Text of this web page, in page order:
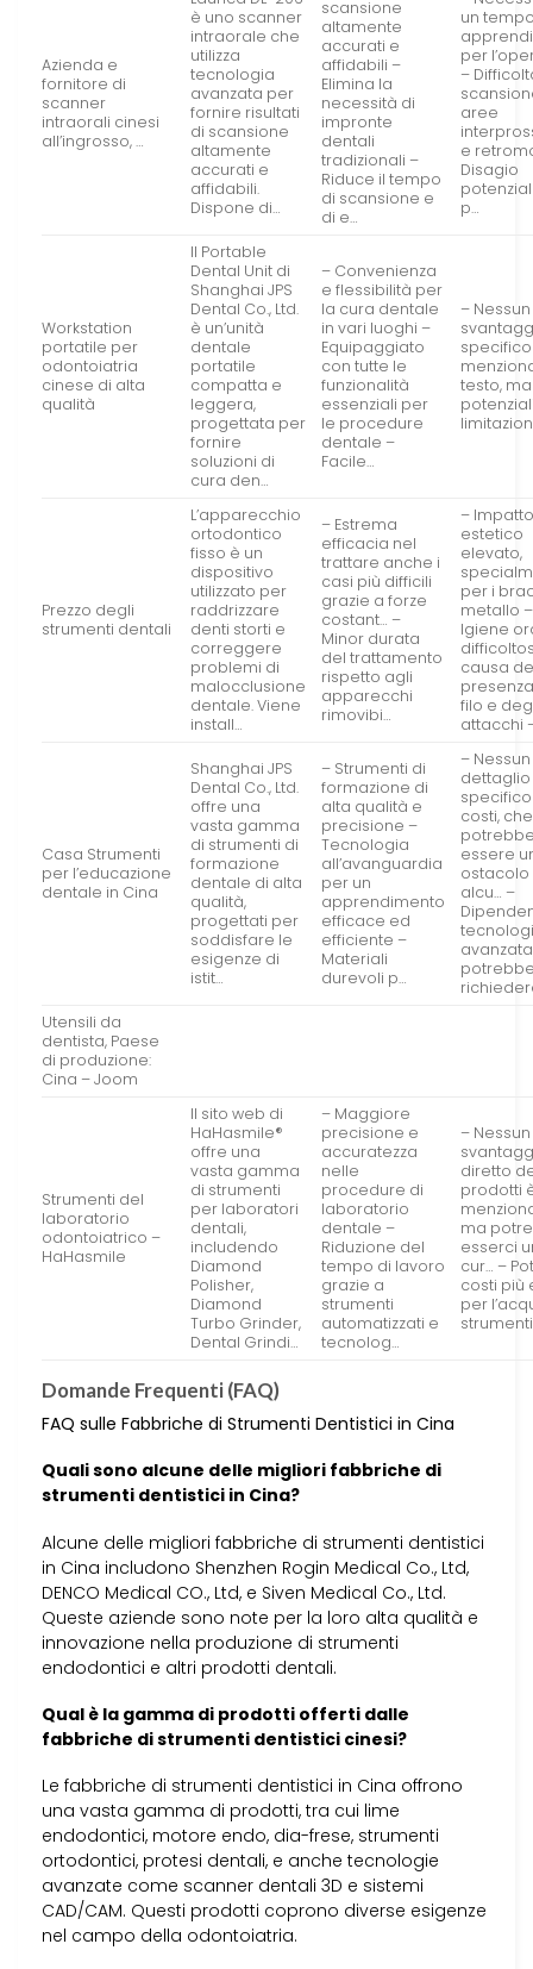
Azienda e
fornitore di
scanner
intraorali cinesi
all’ingrosso, …
è uno scanner
intraorale che
utilizza
tecnologia
avanzata per
fornire risultati
di scansione
altamente
accurati e
affidabili.
Dispone di…
scansione
altamente
accurati e
affidabili –
Elimina la
necessità di
impronte
dentali
tradizionali –
Riduce il tempo
di scansione e
di e…
un
per
–
aree
e
Disagio
p…
Workstation
portatile per
odontoiatria
cinese di alta
qualità
Il Portable
Dental Unit di
Shanghai JPS
Dental Co., Ltd.
è un’unità
dentale
portatile
compatta e
leggera,
progettata per
fornire
soluzioni di
cura den…
– Convenienza
e flessibilità per
la cura dentale
in vari luoghi –
Equipaggiato
con tutte le
funzionalità
essenziali per
le procedure
dentale –
Facile…
– Nessun
specifico
testo, ma
Prezzo degli
strumenti dentali
L’apparecchio
ortodontico
fisso è un
dispositivo
utilizzato per
raddrizzare
denti storti e
correggere
problemi di
malocclusione
dentale. Viene
install…
– Estrema
efficacia nel
trattare anche i
casi più difficili
grazie a forze
costant… –
Minor durata
del trattamento
rispetto agli
apparecchi
rimovibi…
–
estetico
elevato,
per i
metallo –
Igiene
causa
filo e
attacchi
Casa Strumenti
per l’educazione
dentale in Cina
Shanghai JPS
Dental Co., Ltd.
offre una
vasta gamma
di strumenti di
formazione
dentale di alta
qualità,
progettati per
soddisfare le
esigenze di
istit…
– Strumenti di
formazione di
alta qualità e
precisione –
Tecnologia
all’avanguardia
per un
apprendimento
efficace ed
efficiente –
Materiali
durevoli p…
– Nessun
dettaglio
costi, che
essere
alcu… –
Utensili da
dentista, Paese
di produzione:
Cina – Joom
Strumenti del
laboratorio
odontoiatrico –
HaHasmile
Il sito web di
HaHasmile®
offre una
vasta gamma
di strumenti
per laboratori
dentali,
includendo
Diamond
Polisher,
Diamond
Turbo Grinder,
Dental Grindi…
– Maggiore
precisione e
accuratezza
nelle
procedure di
laboratorio
dentale –
Riduzione del
tempo di lavoro
grazie a
strumenti
automatizzati e
tecnolog…
– Nessun
diretto
prodotti
ma
esserci
cur… –
costi più
per
Domande Frequenti (FAQ)
FAQ sulle Fabbriche di Strumenti Dentistici in Cina
Quali sono alcune delle migliori fabbriche di
strumenti dentistici in Cina?
Alcune delle migliori fabbriche di strumenti dentistici
in Cina includono Shenzhen Rogin Medical Co., Ltd,
DENCO Medical CO., Ltd, e Siven Medical Co., Ltd.
Queste aziende sono note per la loro alta qualità e
innovazione nella produzione di strumenti
endodontici e altri prodotti dentali.
Qual è la gamma di prodotti offerti dalle
fabbriche di strumenti dentistici cinesi?
Le fabbriche di strumenti dentistici in Cina offrono
una vasta gamma di prodotti, tra cui lime
endodontici, motore endo, dia-frese, strumenti
ortodontici, protesi dentali, e anche tecnologie
avanzate come scanner dentali 3D e sistemi
CAD/CAM. Questi prodotti coprono diverse esigenze
nel campo della odontoiatria.